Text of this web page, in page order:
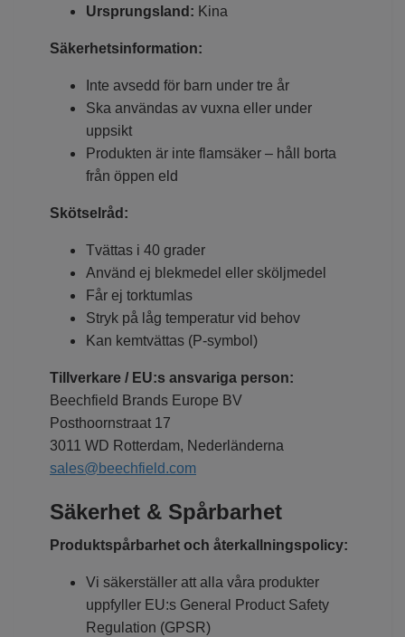
Ursprungsland: Kina
Säkerhetsinformation:
Inte avsedd för barn under tre år
Ska användas av vuxna eller under
uppsikt
Produkten är inte flamsäker – håll borta
från öppen eld
Skötselråd:
Tvättas i 40 grader
Använd ej blekmedel eller sköljmedel
Får ej torktumlas
Stryk på låg temperatur vid behov
Kan kemtvättas (P-symbol)
Tillverkare / EU:s ansvariga person:
Beechfield Brands Europe BV
Posthoornstraat 17
3011 WD Rotterdam, Nederländerna
sales@beechfield.com
Säkerhet & Spårbarhet
Produktspårbarhet och återkallningspolicy:
Vi säkerställer att alla våra produkter
uppfyller EU:s General Product Safety
Regulation (GPSR)